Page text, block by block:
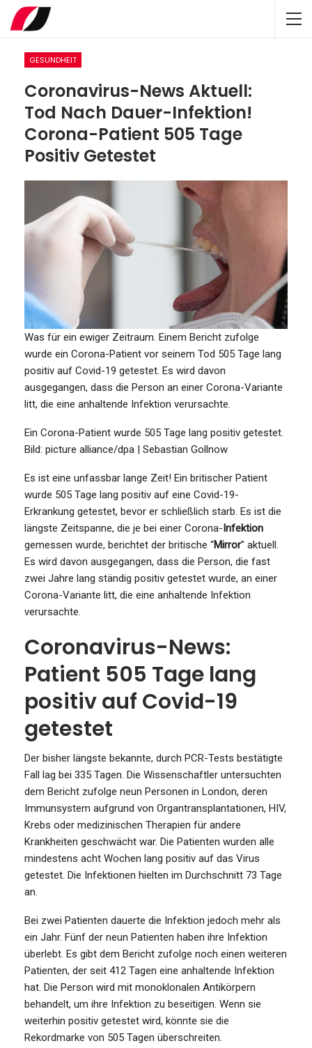
GESUNDHEIT
Coronavirus-News Aktuell:
Tod Nach Dauer-Infektion!
Corona-Patient 505 Tage
Positiv Getestet
Was für ein ewiger Zeitraum. Einem Bericht zufolge
wurde ein Corona-Patient vor seinem Tod 505 Tage lang
positiv auf Covid-19 getestet. Es wird davon
ausgegangen, dass die Person an einer Corona-Variante
litt, die eine anhaltende Infektion verursachte.
Ein Corona-Patient wurde 505 Tage lang positiv getestet.
Bild: picture alliance/dpa | Sebastian Gollnow
Es ist eine unfassbar lange Zeit! Ein britischer Patient
wurde 505 Tage lang positiv auf eine Covid-19-
Erkrankung getestet, bevor er schließlich starb. Es ist die
längste Zeitspanne, die je bei einer Corona-Infektion
gemessen wurde, berichtet der britische “Mirror” aktuell.
Es wird davon ausgegangen, dass die Person, die fast
zwei Jahre lang ständig positiv getestet wurde, an einer
Corona-Variante litt, die eine anhaltende Infektion
verursachte.
Coronavirus-News:
Patient 505 Tage lang
positiv auf Covid-19
getestet
Der bisher längste bekannte, durch PCR-Tests bestätigte
Fall lag bei 335 Tagen. Die Wissenschaftler untersuchten
dem Bericht zufolge neun Personen in London, deren
Immunsystem aufgrund von Organtransplantationen, HIV,
Krebs oder medizinischen Therapien für andere
Krankheiten geschwächt war. Die Patienten wurden alle
mindestens acht Wochen lang positiv auf das Virus
getestet. Die Infektionen hielten im Durchschnitt 73 Tage
an.
Bei zwei Patienten dauerte die Infektion jedoch mehr als
ein Jahr. Fünf der neun Patienten haben ihre Infektion
überlebt. Es gibt dem Bericht zufolge noch einen weiteren
Patienten, der seit 412 Tagen eine anhaltende Infektion
hat. Die Person wird mit monoklonalen Antikörpern
behandelt, um ihre Infektion zu beseitigen. Wenn sie
weiterhin positiv getestet wird, könnte sie die
Rekordmarke von 505 Tagen überschreiten.